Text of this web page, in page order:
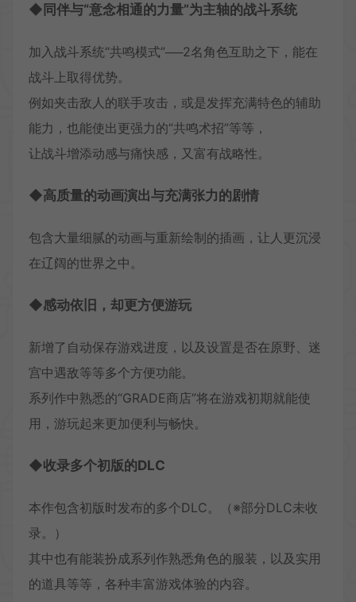
◆同伴与“意念相通的力量”为主轴的战斗系统
加入战斗系统“共鸣模式”──2名角色互助之下，能在
战斗上取得优势。
例如夹击敌人的联手攻击，或是发挥充满特色的辅助
能力，也能使出更强力的“共鸣术招”等等，
让战斗增添动感与痛快感，又富有战略性。
◆高质量的动画演出与充满张力的剧情
包含大量细腻的动画与重新绘制的插画，让人更沉浸
在辽阔的世界之中。
◆感动依旧，却更方便游玩
新增了自动保存游戏进度，以及设置是否在原野、迷
宫中遇敌等等多个方便功能。
系列作中熟悉的“GRADE商店”将在游戏初期就能使
用，游玩起来更加便利与畅快。
◆收录多个初版的DLC
本作包含初版时发布的多个DLC。（※部分DLC未收
录。）
其中也有能装扮成系列作熟悉角色的服装，以及实用
的道具等等，各种丰富游戏体验的内容。